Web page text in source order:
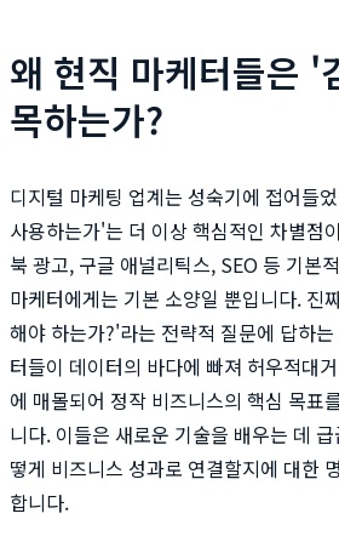
왜 현직 마케터들은 '
목하는가?
디지털 마케팅 업계는 성숙기에 접어들
사용하는가'는 더 이상 핵심적인 차별점
북 광고, 구글 애널리틱스, SEO 등 기본
마케터에게는 기본 소양일 뿐입니다. 진
해야 하는가?'라는 전략적 질문에 답하
터들이 데이터의 바다에 빠져 허우적대
에 매몰되어 정작 비즈니스의 핵심 목표
니다. 이들은 새로운 기술을 배우는 데
떻게 비즈니스 성과로 연결할지에 대한
합니다.